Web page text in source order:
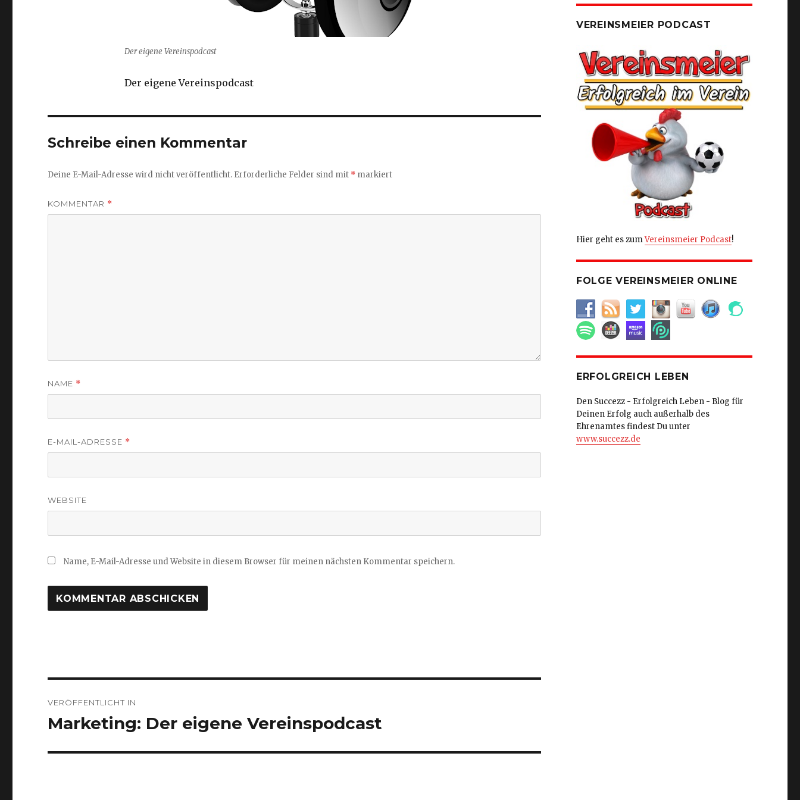
Der eigene Vereinspodcast
Der eigene Vereinspodcast
Schreibe einen Kommentar
Deine E-Mail-Adresse wird nicht veröffentlicht. Erforderliche Felder sind mit * markiert
KOMMENTAR *
NAME *
E-MAIL-ADRESSE *
WEBSITE
Name, E-Mail-Adresse und Website in diesem Browser für meinen nächsten Kommentar speichern.
VERÖFFENTLICHT IN
Marketing: Der eigene Vereinspodcast
VEREINSMEIER PODCAST
Hier geht es zumVereinsmeier Podcast!
FOLGE VEREINSMEIER ONLINE
ERFOLGREICH LEBEN
Den Succezz - Erfolgreich Leben - Blog für
Deinen Erfolg auch außerhalb des
Ehrenamtes findest Du unter
www.succezz.de